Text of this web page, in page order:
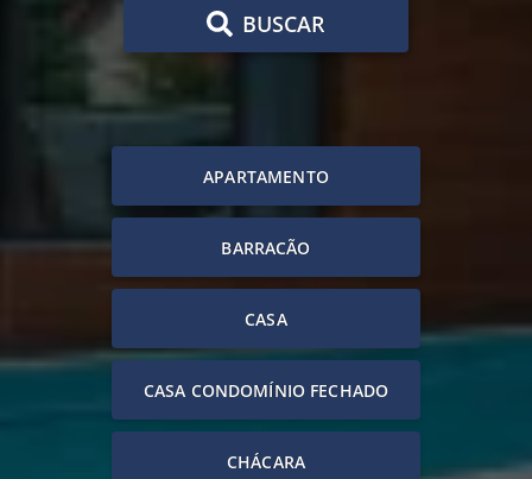
BUSCAR
APARTAMENTO
BARRACÃO
CASA
CASA CONDOMÍNIO FECHADO
CHÁCARA